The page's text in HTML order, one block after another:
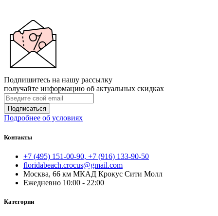
Подпишитесь на нашу рассылку
получайте информацию об актуальных скидках
Подписаться
Подробнее об условиях
Контакты
+7 (495) 151-00-90, +7 (916) 133-90-50
floridabeach.crocus@gmail.com
Москва, 66 км МКАД Крокус Сити Молл
Ежедневно 10:00 - 22:00
Категории